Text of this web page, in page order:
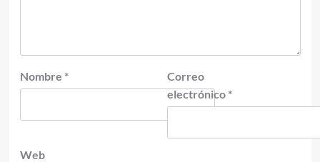
Nombre *
Correo
electrónico *
Web